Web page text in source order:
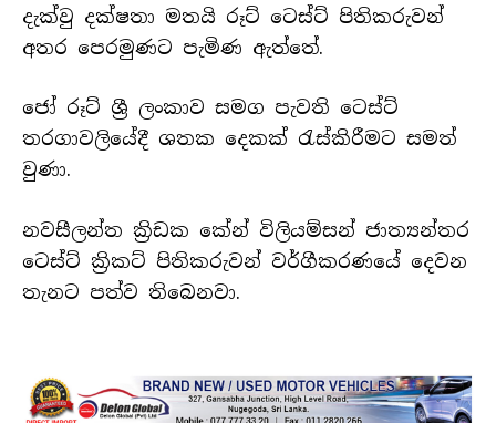
දැක්වු දක්ෂතා මතයි රූට් ටෙස්ට් පිතිකරුවන්
අතර පෙරමුණට පැමිණ ඇත්තේ.
ජෝ රූට් ශ්‍රී ලංකාව සමග පැවති ටෙස්ට්
තරගාවලියේදී ශතක දෙකක් රැස්කිරීමට සමත්
වුණා.
නවසීලන්ත ක්‍රිඩක කේන් විලියම්සන් ජාත්‍යන්තර
ටෙස්ට් ක්‍රිකට් පිතිකරුවන් වර්ගීකරණයේ දෙවන
තැනට පත්ව තිබෙනවා.